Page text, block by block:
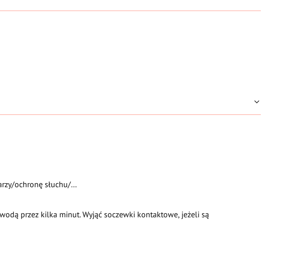
ochronę słuchu/…
wodą przez kilka minut. Wyjąć soczewki kontaktowe, jeżeli są